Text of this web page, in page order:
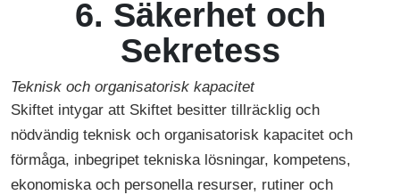
6. Säkerhet och
Sekretess
Teknisk och organisatorisk kapacitet
Skiftet intygar att Skiftet besitter tillräcklig och
nödvändig teknisk och organisatorisk kapacitet och
förmåga, inbegripet tekniska lösningar, kompetens,
ekonomiska och personella resurser, rutiner och